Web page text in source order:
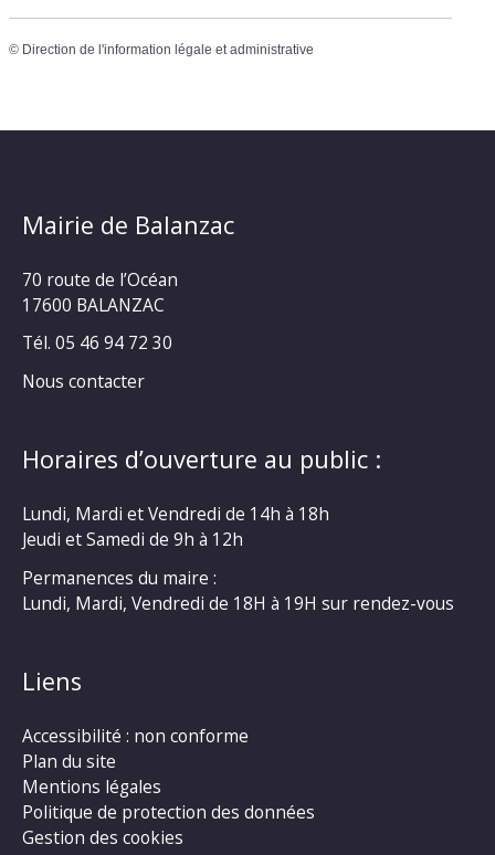
© Direction de l'information légale et administrative
Mairie de Balanzac
70 route de l’Océan
17600 BALANZAC
Tél. 05 46 94 72 30
Nous contacter
Horaires d’ouverture au public :
Lundi, Mardi et Vendredi de 14h à 18h
Jeudi et Samedi de 9h à 12h
Permanences du maire :
Lundi, Mardi, Vendredi de 18H à 19H sur rendez-vous
Liens
Accessibilité : non conforme
Plan du site
Mentions légales
Politique de protection des données
Gestion des cookies